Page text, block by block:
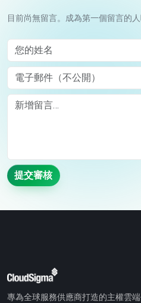
目前尚無留言。成為第一個留言的人
您的姓名
電子郵件（不公開）
Comment
提交審核
專為全球服務供應商打造的主權雲端